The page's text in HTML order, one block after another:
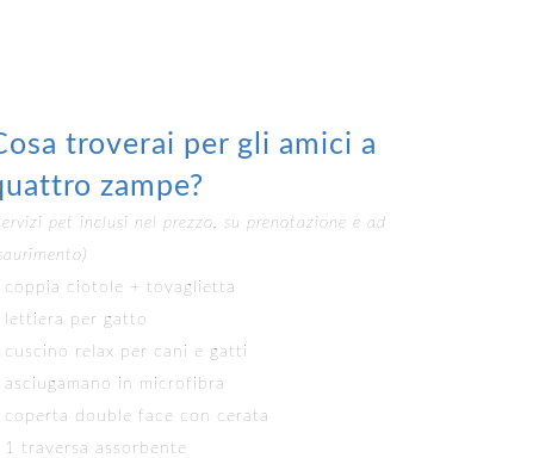
troverai per gli amici a
zampe?
pet inclusi nel prezzo, su prenotazione e ad
coppia ciotole + tovaglietta
lettiera per gatto
cuscino relax per cani e gatti
asciugamano in microfibra
coperta double face con cerata
1 traversa assorbente